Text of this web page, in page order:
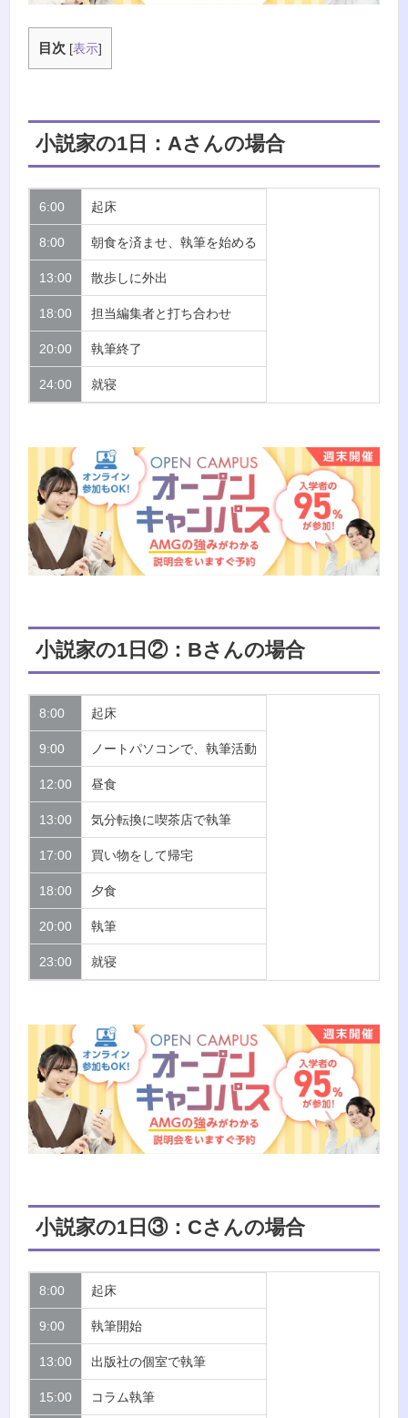
目次 [表示]
小説家の1日：Aさんの場合
6:00 起床
8:00 朝食を済ませ、執筆を始める
13:00 散歩しに外出
18:00 担当編集者と打ち合わせ
20:00 執筆終了
24:00 就寝
小説家の1日②：Bさんの場合
8:00 起床
9:00 ノートパソコンで、執筆活動
12:00 昼食
13:00 気分転換に喫茶店で執筆
17:00 買い物をして帰宅
18:00 夕食
20:00 執筆
23:00 就寝
小説家の1日③：Cさんの場合
8:00 起床
9:00 執筆開始
13:00 出版社の個室で執筆
15:00 コラム執筆